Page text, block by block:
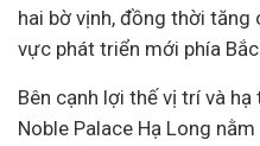
hai bờ vịnh, đồng thời
vực phát triển mới phía
Bên cạnh lợi thế vị trí và
Noble Palace Hạ Long